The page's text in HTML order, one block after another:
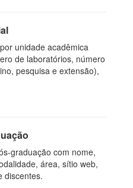
unidade acadêmica
de laboratórios, número
pesquisa e extensão),
graduação com nome,
área, sítio web,
discentes.